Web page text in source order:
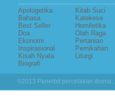
Apologetika Kitab Suci
Bahasa
Katekese
Best Seller
Homiletika
Doa
Olah Raga
Ekonomi
Pertanian
Inspirasional
Pernikahan
Kisah Nyata
Liturgi
Biografi
©2013 Penerbit percetakan dioma;